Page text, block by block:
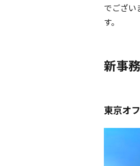
でござい
す。
新事
東京オ